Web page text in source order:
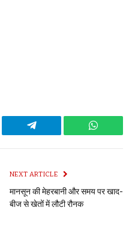
Telegram
NEXT ARTICLE
मानसून की मेहरबानी और समय पर खाद-
बीज से खेतों में लौटी रौनक